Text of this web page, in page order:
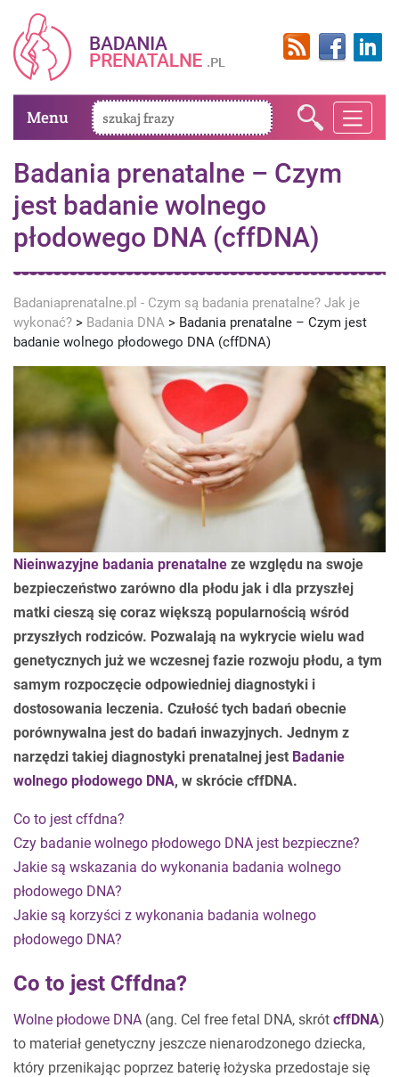
Menu
Badania prenatalne – Czym
jest badanie wolnego
płodowego DNA (cffDNA)
Badaniaprenatalne.pl - Czym są badania prenatalne? Jak je
wykonać? > Badania DNA > Badania prenatalne – Czym jest
badanie wolnego płodowego DNA (cffDNA)
Nieinwazyjne badania prenatalne ze względu na swoje
bezpieczeństwo zarówno dla płodu jak i dla przyszłej
matki cieszą się coraz większą popularnością wśród
przyszłych rodziców. Pozwalają na wykrycie wielu wad
genetycznych już we wczesnej fazie rozwoju płodu, a tym
samym rozpoczęcie odpowiedniej diagnostyki i
dostosowania leczenia. Czułość tych badań obecnie
porównywalna jest do badań inwazyjnych. Jednym z
narzędzi takiej diagnostyki prenatalnej jest Badanie
wolnego płodowego DNA, w skrócie cffDNA.
Co to jest cffdna?
Czy badanie wolnego płodowego DNA jest bezpieczne?
Jakie są wskazania do wykonania badania wolnego
płodowego DNA?
Jakie są korzyści z wykonania badania wolnego
płodowego DNA?
Co to jest Cffdna?
Wolne płodowe DNA (ang. Cel free fetal DNA, skrót cffDNA)
to materiał genetyczny jeszcze nienarodzonego dziecka,
który przenikając poprzez baterię łożyska przedostaje się